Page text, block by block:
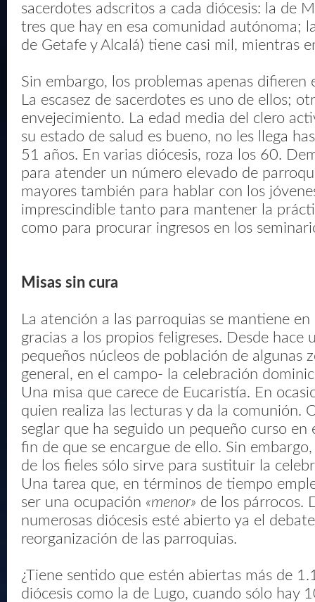
sacerdotes adscritos a cada diócesis: la de
tres que hay en esa comunidad autónoma;
de Getafe y Alcalá) tiene casi mil, mientras
Sin embargo, los problemas apenas difieren
La escasez de sacerdotes es uno de ellos;
envejecimiento. La edad media del clero
su estado de salud es bueno, no les llega
51 años. En varias diócesis, roza los 60.
para atender un número elevado de
mayores también para hablar con los
imprescindible tanto para mantener la
como para procurar ingresos en los
Misas sin cura
La atención a las parroquias se mantiene
gracias a los propios feligreses. Desde hace
pequeños núcleos de población de algunas
general, en el campo- la celebración
Una misa que carece de Eucaristía. En
quien realiza las lecturas y da la comunión.
seglar que ha seguido un pequeño curso en
fin de que se encargue de ello. Sin
de los fieles sólo sirve para sustituir la
Una tarea que, en términos de tiempo
ser una ocupación «menor» de los párrocos.
numerosas diócesis esté abierto ya el
reorganización de las parroquias.
¿Tiene sentido que estén abiertas más de
diócesis como la de Lugo, cuando sólo hay